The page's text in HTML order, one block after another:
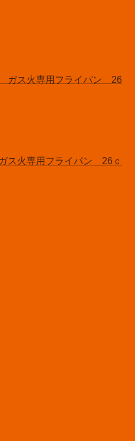
火専用フライパン 26ｃ